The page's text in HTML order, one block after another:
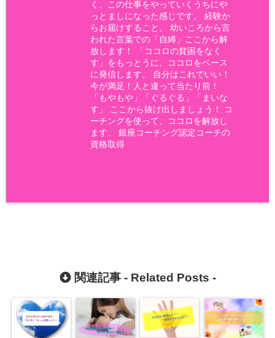
く、この仕事をやっていくうちにや
っとましになった感じです。 経験か
らお届けすること。 幼いころから言
われた言葉での「自縛」ここから解
放します！ 「ココロの貧困をなく
す」をもっとうに、ココロをベース
に発信します。 自分はこれでいい！
今が満足！人と違って当たり前！
「もやもや」「ぐるぐる」「まいな
す」 ここから抜け出しましょう！ コ
ーチングを使って、ココロを解放し
ます。 銀座コーチング認定コーチの
資格取得
関連記事 - Related Posts -